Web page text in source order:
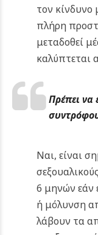
τον κίνδυνο
πλήρη
μεταδοθεί
καλύπτεται
Πρέπει
Ναι, είναι
6 μηνών εάν
ή μόλυνση
λάβουν τα